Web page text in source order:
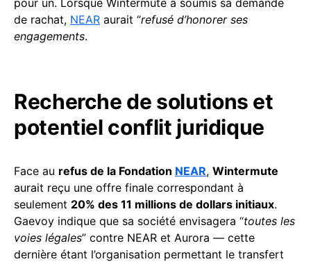
pour un. Lorsque Wintermute a soumis sa demande
de rachat, NEAR aurait “refusé d’honorer ses
engagements.
Recherche de solutions et
potentiel conflit juridique
Face au refus de la Fondation NEAR, Wintermute
aurait reçu une offre finale correspondant à
seulement 20% des 11 millions de dollars initiaux.
Gaevoy indique que sa société envisagera “toutes les
voies légales” contre NEAR et Aurora — cette
dernière étant l’organisation permettant le transfert